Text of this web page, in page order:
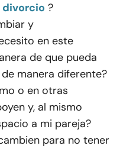
divorcio ?
y
en este
de que pueda
manera diferente?
o en otras
y, al mismo
a mi pareja?
para no tener